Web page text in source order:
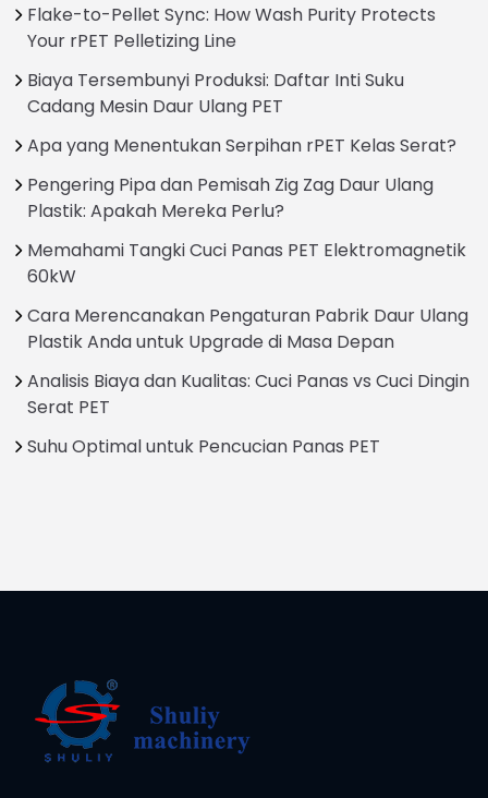
Flake-to-Pellet Sync: How Wash Purity Protects
Your rPET Pelletizing Line
Biaya Tersembunyi Produksi: Daftar Inti Suku
Cadang Mesin Daur Ulang PET
Apa yang Menentukan Serpihan rPET Kelas Serat?
Pengering Pipa dan Pemisah Zig Zag Daur Ulang
Plastik: Apakah Mereka Perlu?
Memahami Tangki Cuci Panas PET Elektromagnetik
60kW
Cara Merencanakan Pengaturan Pabrik Daur Ulang
Plastik Anda untuk Upgrade di Masa Depan
Analisis Biaya dan Kualitas: Cuci Panas vs Cuci Dingin
Serat PET
Suhu Optimal untuk Pencucian Panas PET